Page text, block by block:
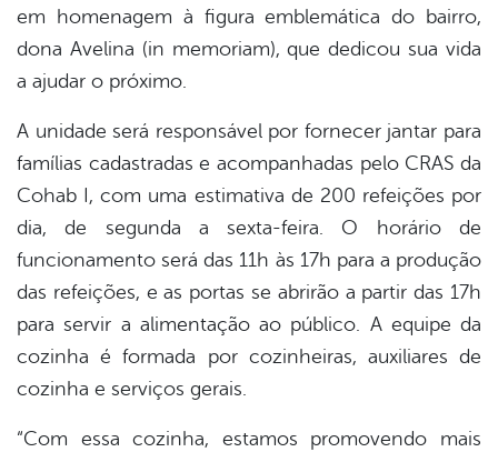
em homenagem à figura emblemática do bairro,
dona Avelina (in memoriam), que dedicou sua vida
a ajudar o próximo.
A unidade será responsável por fornecer jantar para
famílias cadastradas e acompanhadas pelo CRAS da
Cohab I, com uma estimativa de 200 refeições por
dia, de segunda a sexta-feira. O horário de
funcionamento será das 11h às 17h para a produção
das refeições, e as portas se abrirão a partir das 17h
para servir a alimentação ao público. A equipe da
cozinha é formada por cozinheiras, auxiliares de
cozinha e serviços gerais.
“Com essa cozinha, estamos promovendo mais